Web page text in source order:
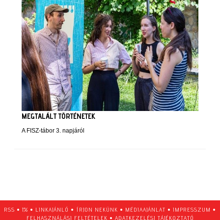
MEGTALÁLT TÖRTÉNETEK
A FISZ-tábor 3. napjáról
RSS • 1% • LINKAJÁNLÓ • ÍRJON NEKÜNK • MÉDIAAJÁNLAT • IMPRESSZUM •
FELHASZNÁLÁSI FELTÉTELEK • ADATKEZELÉSI TÁJÉKOZTATÓ